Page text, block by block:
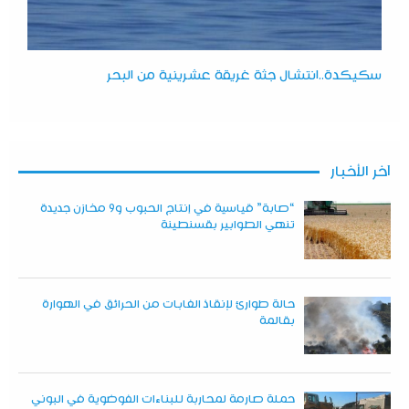
سكيكدة..انتشال جثة غريقة عشرينية من البحر
آخر الأخبار
“صابة” قياسية في إنتاج الحبوب و9 مخازن جديدة
تنهي الطوابير بقسنطينة
حالة طوارئ لإنقاذ الغابات من الحرائق في الهوارة
بقالمة
حملة صارمة لمحاربة للبناءات الفوضوية في البوني